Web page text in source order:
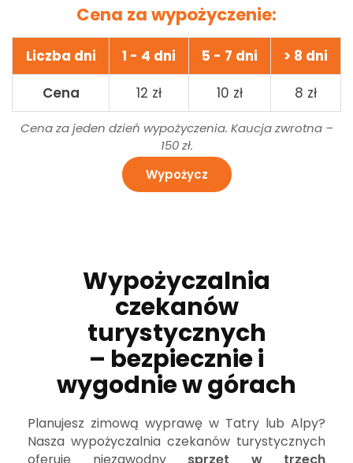
Cena za wypożyczenie:
Liczba dni 1 - 4 dni 5 - 7 dni
> 8 dni
Cena
12 zł 10 zł 8 zł
Cena za jeden dzień wypożyczenia. Kaucja zwrotna –
150 zł.
Wypożycz
Wypożyczalnia
czekanów
turystycznych
– bezpiecznie i
wygodnie w górach
Planujesz zimową wyprawę w Tatry lub Alpy?
Nasza wypożyczalnia czekanów turystycznych